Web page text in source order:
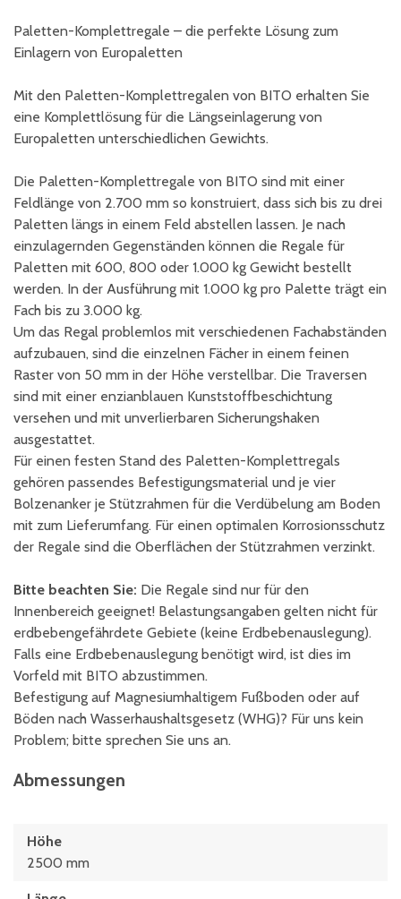
Paletten-Komplettregale – die perfekte Lösung zum
Einlagern von Europaletten
Mit den Paletten-Komplettregalen von BITO erhalten Sie
eine Komplettlösung für die Längseinlagerung von
Europaletten unterschiedlichen Gewichts.
Die Paletten-Komplettregale von BITO sind mit einer
Feldlänge von 2.700 mm so konstruiert, dass sich bis zu drei
Paletten längs in einem Feld abstellen lassen. Je nach
einzulagernden Gegenständen können die Regale für
Paletten mit 600, 800 oder 1.000 kg Gewicht bestellt
werden. In der Ausführung mit 1.000 kg pro Palette trägt ein
Fach bis zu 3.000 kg.
Um das Regal problemlos mit verschiedenen Fachabständen
aufzubauen, sind die einzelnen Fächer in einem feinen
Raster von 50 mm in der Höhe verstellbar. Die Traversen
sind mit einer enzianblauen Kunststoffbeschichtung
versehen und mit unverlierbaren Sicherungshaken
ausgestattet.
Für einen festen Stand des Paletten-Komplettregals
gehören passendes Befestigungsmaterial und je vier
Bolzenanker je Stützrahmen für die Verdübelung am Boden
mit zum Lieferumfang. Für einen optimalen Korrosionsschutz
der Regale sind die Oberflächen der Stützrahmen verzinkt.
Bitte beachten Sie: Die Regale sind nur für den
Innenbereich geeignet! Belastungsangaben gelten nicht für
erdbebengefährdete Gebiete (keine Erdbebenauslegung).
Falls eine Erdbebenauslegung benötigt wird, ist dies im
Vorfeld mit BITO abzustimmen.
Befestigung auf Magnesiumhaltigem Fußboden oder auf
Böden nach Wasserhaushaltsgesetz (WHG)? Für uns kein
Problem; bitte sprechen Sie uns an.
Abmessungen
Höhe
2500 mm